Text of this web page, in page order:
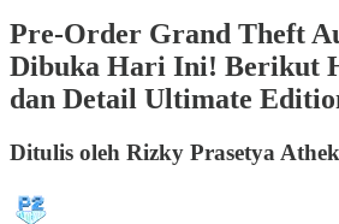
Pre-Order Grand Theft
Dibuka Hari Ini! Berikut
dan Detail Ultimate
Ditulis oleh Rizky Prasetya Athek